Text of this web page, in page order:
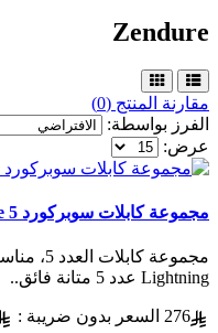
Zendure
مقارنة المنتج (0)
الفرز بواسطة:
عرض:
مجموعة كابلات سوبركورد 5 Zendure
Lightning عدد 5 متانة فائق..
276 السعر بدون ضريبة :